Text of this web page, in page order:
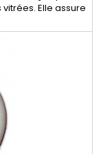
Elle assure
FS-RAC30, elle